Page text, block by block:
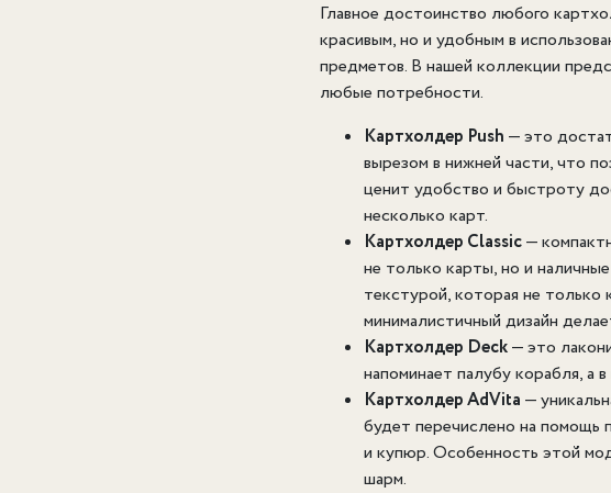
Главное достоинство любого
красивым, но и удобным в
предметов. В нашей коллекции
любые потребности.
Картхолдер Push — это
вырезом в нижней части, что
ценит удобство и быстроту
несколько карт.
Картхолдер Classic—
не только карты, но и
текстурой, которая не только
минималистичный дизайн
Картхолдер Deck— это
напоминает палубу корабля, а
Картхолдер AdVita —
будет перечислено на помощь
и купюр. Особенность этой
шарм.